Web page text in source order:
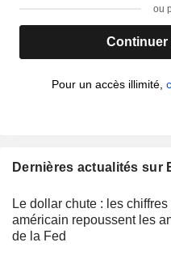
ou
Continuer
Pour un accès illimité,
Dernières actualités sur
Le dollar chute : les
américain repoussent les
de la Fed